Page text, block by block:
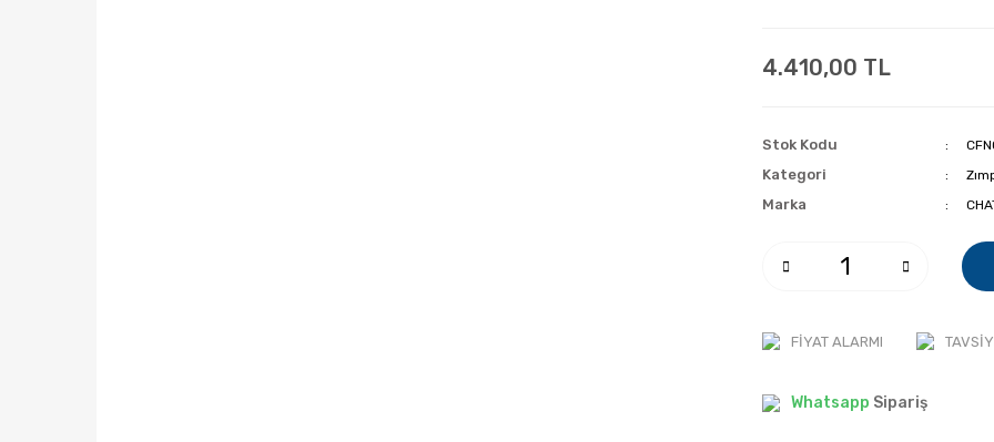
4.410,00 TL
Stok Kodu
Kategori
Marka
FIYAT ALARMI
Whatsapp Sipariş